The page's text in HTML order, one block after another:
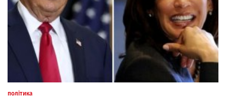
політика